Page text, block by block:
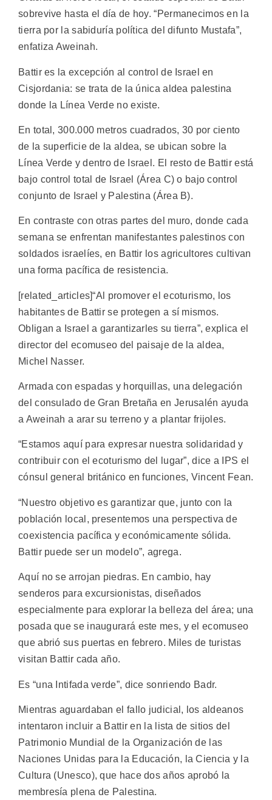
sobrevive hasta el día de hoy. “Permanecimos en la
tierra por la sabiduría política del difunto Mustafa”,
enfatiza Aweinah.
Battir es la excepción al control de Israel en
Cisjordania: se trata de la única aldea palestina
donde la Línea Verde no existe.
En total, 300.000 metros cuadrados, 30 por ciento
de la superficie de la aldea, se ubican sobre la
Línea Verde y dentro de Israel. El resto de Battir está
bajo control total de Israel (Área C) o bajo control
conjunto de Israel y Palestina (Área B).
En contraste con otras partes del muro, donde cada
semana se enfrentan manifestantes palestinos con
soldados israelíes, en Battir los agricultores cultivan
una forma pacífica de resistencia.
[related_articles]“Al promover el ecoturismo, los
habitantes de Battir se protegen a sí mismos.
Obligan a Israel a garantizarles su tierra”, explica el
director del ecomuseo del paisaje de la aldea,
Michel Nasser.
Armada con espadas y horquillas, una delegación
del consulado de Gran Bretaña en Jerusalén ayuda
a Aweinah a arar su terreno y a plantar frijoles.
“Estamos aquí para expresar nuestra solidaridad y
contribuir con el ecoturismo del lugar”, dice a IPS el
cónsul general británico en funciones, Vincent Fean.
“Nuestro objetivo es garantizar que, junto con la
población local, presentemos una perspectiva de
coexistencia pacífica y económicamente sólida.
Battir puede ser un modelo”, agrega.
Aquí no se arrojan piedras. En cambio, hay
senderos para excursionistas, diseñados
especialmente para explorar la belleza del área; una
posada que se inaugurará este mes, y el ecomuseo
que abrió sus puertas en febrero. Miles de turistas
visitan Battir cada año.
Es “una Intifada verde”, dice sonriendo Badr.
Mientras aguardaban el fallo judicial, los aldeanos
intentaron incluir a Battir en la lista de sitios del
Patrimonio Mundial de la Organización de las
Naciones Unidas para la Educación, la Ciencia y la
Cultura (Unesco), que hace dos años aprobó la
membresía plena de Palestina.